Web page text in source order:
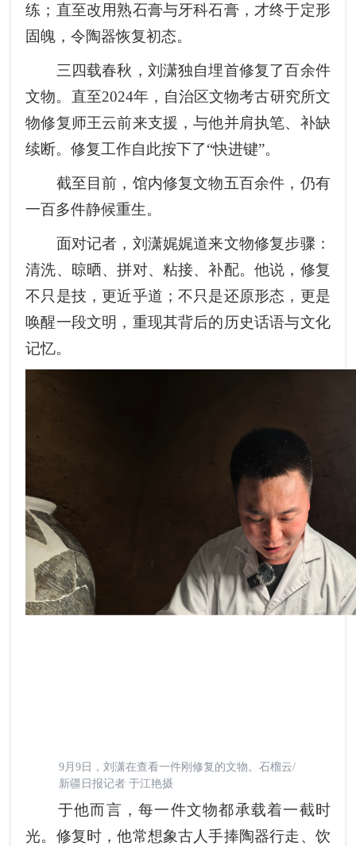
练；直至改用熟石膏与牙科石膏，才终于定形
固魄，令陶器恢复初态。
三四载春秋，刘潇独自埋首修复了百余件
文物。直至2024年，自治区文物考古研究所文
物修复师王云前来支援，与他并肩执笔、补缺
续断。修复工作自此按下了“快进键”。
截至目前，馆内修复文物五百余件，仍有
一百多件静候重生。
面对记者，刘潇娓娓道来文物修复步骤：
清洗、晾晒、拼对、粘接、补配。他说，修复
不只是技，更近乎道；不只是还原形态，更是
唤醒一段文明，重现其背后的历史话语与文化
记忆。
9月9日，刘潇在查看一件刚修复的文物。石榴云/
新疆日报记者 于江艳摄
于他而言，每一件文物都承载着一截时
光。修复时，他常想象古人手捧陶器行走、饮